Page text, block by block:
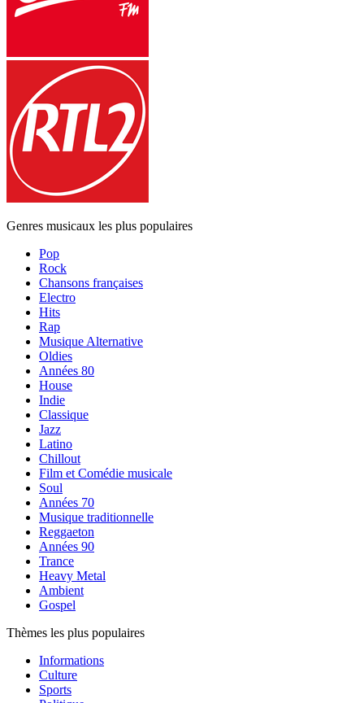
Genres musicaux les plus populaires
Pop
Rock
Chansons françaises
Electro
Hits
Rap
Musique Alternative
Oldies
Années 80
House
Indie
Classique
Jazz
Latino
Chillout
Film et Comédie musicale
Soul
Années 70
Musique traditionnelle
Reggaeton
Années 90
Trance
Heavy Metal
Ambient
Gospel
Thèmes les plus populaires
Informations
Culture
Sports